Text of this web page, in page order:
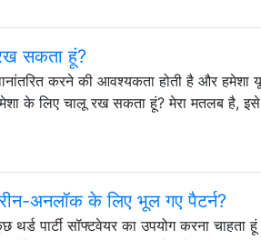
सकता हूं?
करने की आवश्यकता होती है और हमेशा
के लिए चालू रख सकता हूं? मेरा मतलब है,
अनलॉक के लिए भूल गए पैटर्न?
पार्टी सॉफ्टवेयर का उपयोग करना चाहता